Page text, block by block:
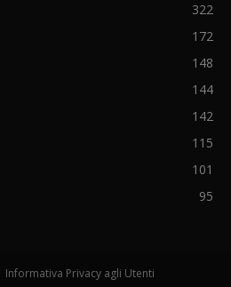
322
172
148
144
142
115
101
95
Informativa Privacy agli Utenti